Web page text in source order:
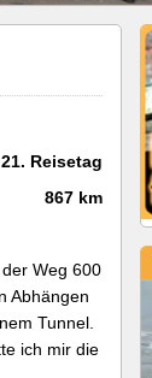
21. Reisetag
867 km
Weg 600
Abhängen
Tunnel.
ich mir die